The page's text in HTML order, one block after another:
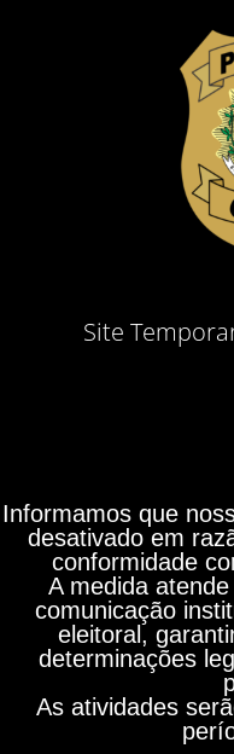
Site
Informamos que
desativado em
conformidade
A medida
comunicação
eleitoral,
determinações
As atividades